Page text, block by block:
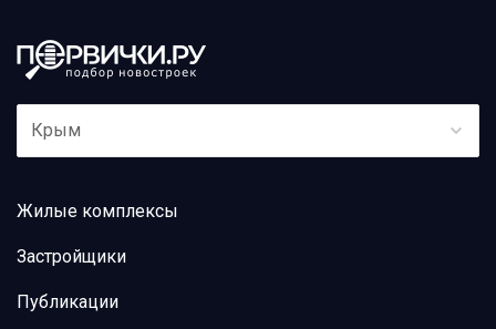
Крым
Жилые комплексы
Застройщики
Публикации